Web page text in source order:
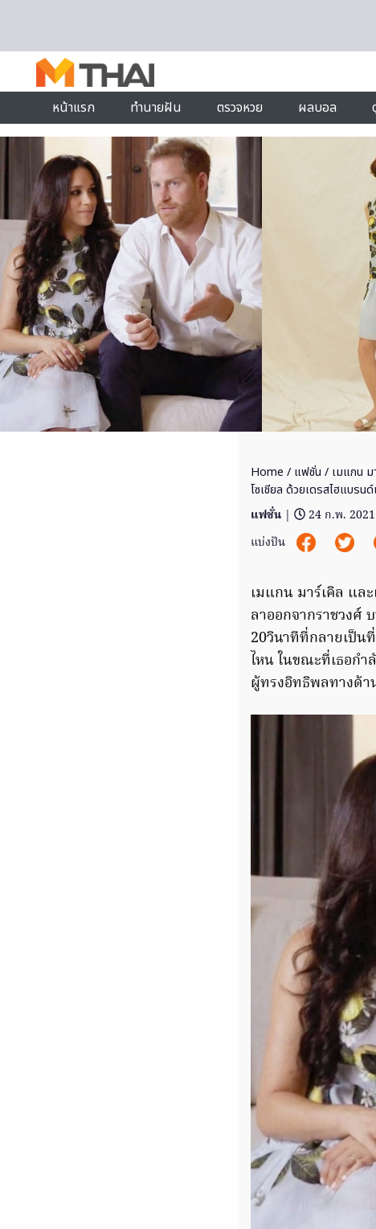
หน้าแรก
ทำนายฝัน ตรวจหวย ผลบอล
Home / แฟชั่น / เมแกน ม
โซเชียล ด้วยเดรสไฮแบรน
แฟชั่น |
24 ก.พ. 2021
แบ่งปัน
เมแกน มาร์เคิล แล
ลาออกจากราชวงศ์
20วินาทีที่กลายเป็น
ไหน ในขณะที่เธอก
ผู้ทรงอิทธิพลทางด้